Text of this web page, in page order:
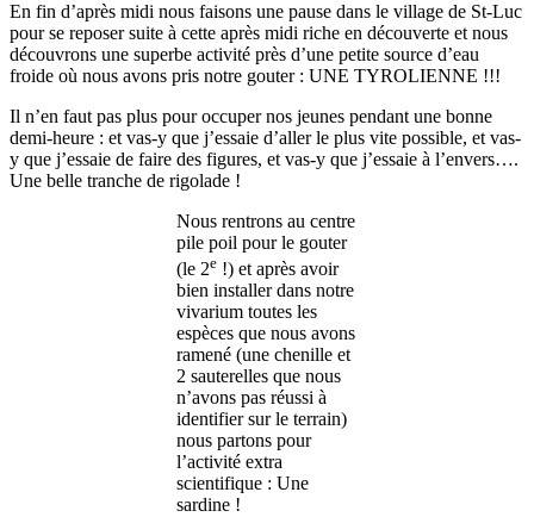
En fin d’après midi nous faisons une pause dans le village de St-Luc
pour se reposer suite à cette après midi riche en découverte et nous
découvrons une superbe activité près d’une petite source d’eau
froide où nous avons pris notre gouter : UNE TYROLIENNE !!!
Il n’en faut pas plus pour occuper nos jeunes pendant une bonne
demi-heure : et vas-y que j’essaie d’aller le plus vite possible, et vas-
y que j’essaie de faire des figures, et vas-y que j’essaie à l’envers….
Une belle tranche de rigolade !
Nous rentrons au centre
pile poil pour le gouter
(le 2e!) et après avoir
bien installer dans notre
vivarium toutes les
espèces que nous avons
ramené (une chenille et
2 sauterelles que nous
n’avons pas réussi à
identifier sur le terrain)
nous partons pour
l’activité extra
scientifique : Une
sardine !